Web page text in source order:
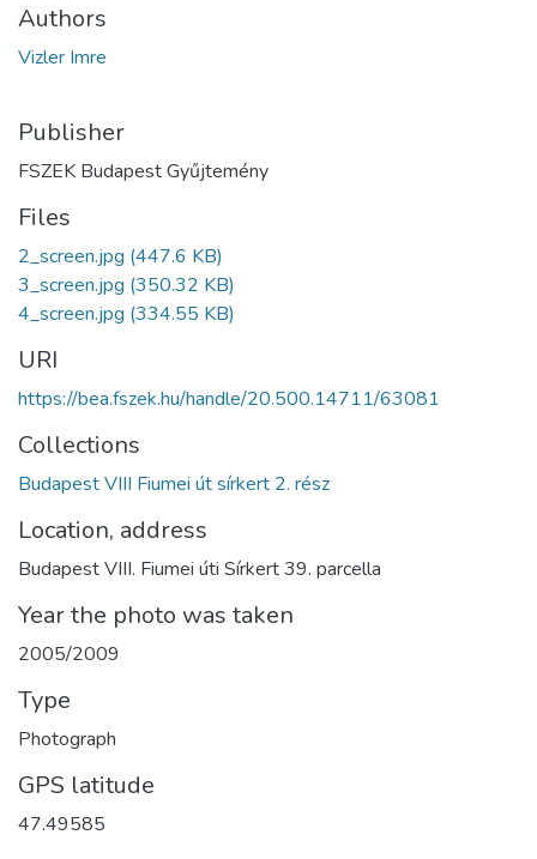
Authors
Vizler Imre
Publisher
FSZEK Budapest Gyűjtemény
Files
2_screen.jpg (447.6 KB)
3_screen.jpg (350.32 KB)
4_screen.jpg (334.55 KB)
URI
https://bea.fszek.hu/handle/20.500.14711/63081
Collections
Budapest VIII Fiumei út sírkert 2. rész
Location, address
Budapest VIII. Fiumei úti Sírkert 39. parcella
Year the photo was taken
2005/2009
Type
Photograph
GPS latitude
47.49585